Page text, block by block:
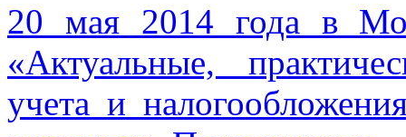
20 мая 2014 года в
«Актуальные,
учета и